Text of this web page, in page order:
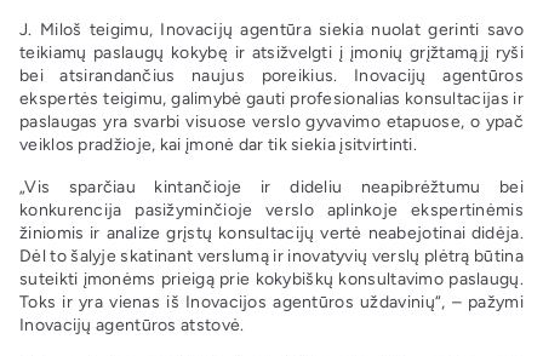
J. Miloš teigimu, Inovacijų agentūra siekia nuolat gerinti savo
teikiamų paslaugų kokybę ir atsižvelgti į įmonių grįžtamąjį ryši
bei atsirandančius naujus poreikius. Inovacijų agentūros
ekspertės teigimu, galimybė gauti profesionalias konsultacijas ir
paslaugas yra svarbi visuose verslo gyvavimo etapuose, o ypač
veiklos pradžioje, kai įmonė dar tik siekia įsitvirtinti.
„Vis sparčiau kintančioje ir dideliu neapibrėžtumu bei
konkurencija pasižyminčioje verslo aplinkoje ekspertinėmis
žiniomis ir analize grįstų konsultacijų vertė neabejotinai didėja.
Dėl to šalyje skatinant verslumą ir inovatyvių verslų plėtrą būtina
suteikti įmonėms prieigą prie kokybiškų konsultavimo paslaugų.
Toks ir yra vienas iš Inovacijos agentūros uždavinių“, – pažymi
Inovacijų agentūros atstovė.